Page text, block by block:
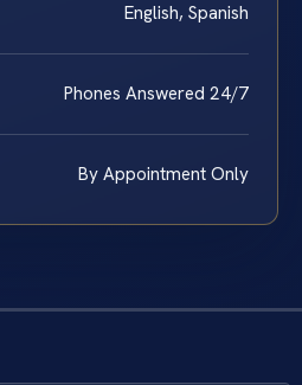
English, Spanish
Phones Answered 24/7
By Appointment Only